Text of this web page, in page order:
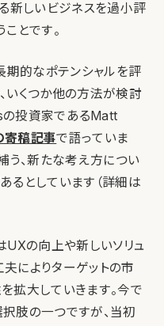
新しいビジネスを過小評
とです。
期的なポテンシャルを評
いくつか他の方法が検討
投資家であるMatt
稿記事で語っていま
う、新たな考え方につい
るとしています（詳細は
の向上や新しいソリュ
によりターゲットの市
拡大していきます。今で
肢の一つですが、当初